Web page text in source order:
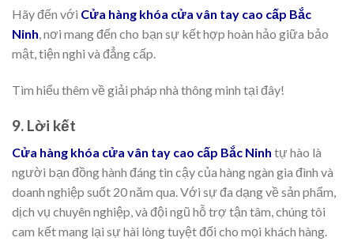
Hãy đến với Cửa hàng khóa cửa vân tay cao cấp Bắc
Ninh, nơi mang đến cho bạn sự kết hợp hoàn hảo giữa bảo
mật, tiện nghi và đẳng cấp.
Tìm hiểu thêm về giải pháp nhà thông minh tại đây!
9. Lời kết
Cửa hàng khóa cửa vân tay cao cấp Bắc Ninh tự hào là
người bạn đồng hành đáng tin cậy của hàng ngàn gia đình và
doanh nghiệp suốt 20 năm qua. Với sự đa dạng về sản phẩm,
dịch vụ chuyên nghiệp, và đội ngũ hỗ trợ tận tâm, chúng tôi
cam kết mang lại sự hài lòng tuyệt đối cho mọi khách hàng.